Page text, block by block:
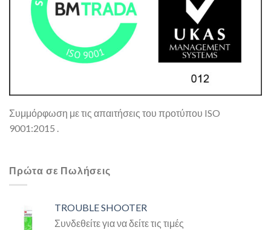
Συμμόρφωση με τις απαιτήσεις του προτύπου ISO
9001:2015 .
Πρώτα σε Πωλήσεις
TROUBLE SHOOTER
Συνδεθείτε για να δείτε τις τιμές